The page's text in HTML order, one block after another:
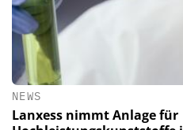
NEWS
Lanxess nimmt Anlage für